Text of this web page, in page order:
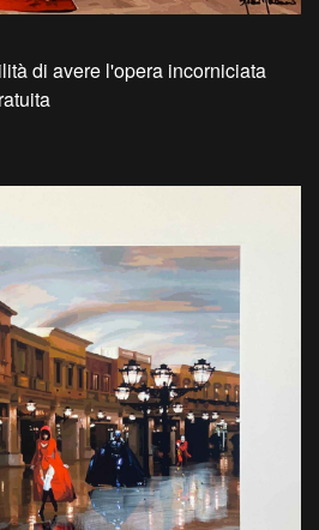
di avere l'opera incorniciata